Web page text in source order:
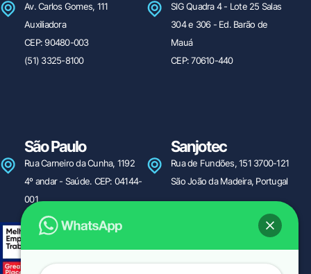
Av. Carlos Gomes, 111
Auxiliadora
CEP: 90480-003
(51) 3325-8100
SIG Quadra 4 - Lote 25 Salas
304 e 306 - Ed. Barão de
Mauá
CEP: 70610-440
São Paulo
Rua Carneiro da Cunha, 1192
4º andar - Saúde. CEP: 04144-
001
Sanjotec
Rua de Fundões, 151 3700-121
São João da Madeira, Portugal